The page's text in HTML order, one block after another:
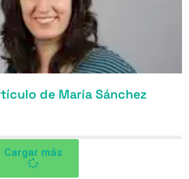
de María Sánchez
Cargar más